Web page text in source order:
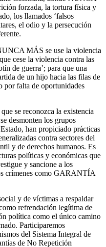
forzada, la tortura física y
los llamados ‘falsos
el odio y la persecución
MÁS se use la violencia
cese la violencia contra las
de guerra’; para que una
de un hijo hacia las filas de
por falta de oportunidades
se reconozca la existencia
desmonten los grupos
han propiciado prácticas
contra sectores del
y de derechos humanos. Es
políticas y económicas que
y sancione a los
crímenes como GARANTÍA
y de víctimas a respaldar
refrendación legítima de
política como el único camino
Participaremos
del Sistema Integral de
de No Repetición